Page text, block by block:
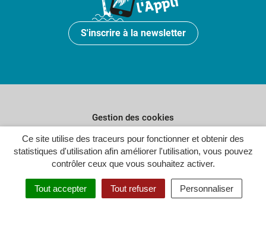
Ce site utilise des traceurs pour fonctionner et obtenir des
statistiques d'utilisation afin améliorer l'utilisation, vous pouvez
contrôler ceux que vous souhaitez activer.
Tout accepter Tout refuser Personnaliser
S'inscrire à la newsletter
Gestion des cookies
Plan du site
Politique de confidentialité
Crédits